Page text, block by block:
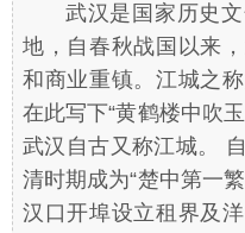
武汉是国家历史
地，自春秋战国以来
和商业重镇。江城之
在此写下“黄鹤楼中吹
武汉自古又称江城。
清时期成为“楚中第一
汉口开埠设立租界及